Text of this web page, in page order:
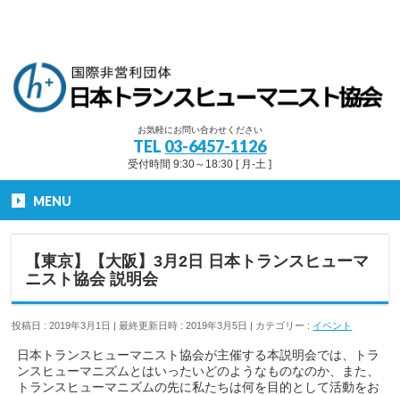
お気軽にお問い合わせください
TEL 03-6457-1126
受付時間 9:30～18:30 [ 月-土 ]
MENU
【東京】【大阪】3月2日 日本トランスヒューマ
ニスト協会 説明会
投稿日 : 2019年3月1日 最終更新日時 : 2019年3月5日 カテゴリー : イベント
日本トランスヒューマニスト協会が主催する本説明会では、トラ
ンスヒューマニズムとはいったいどのようなものなのか、また、
トランスヒューマニズムの先に私たちは何を目的として活動をお